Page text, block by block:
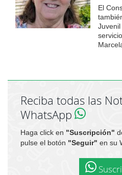
El
Reciba todas las
WhatsApp
Haga click en "Suscripción"
pulse el botón "Seguir" en su